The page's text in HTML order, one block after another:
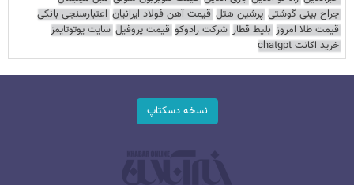
جراح بینی گوشتی پرشین هتل قیمت آهن فولاد ایرانیان اعتبارسنجی بانکی
قیمت طلا امروز بلیط قطار شرکت رادوکو قیمت پروفیل سایت یوتوتایمز
خرید اکانت chatgpt
نسخه دسکتاپ